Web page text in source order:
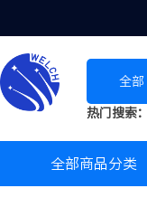
全部
热门搜索：
全部商品分类